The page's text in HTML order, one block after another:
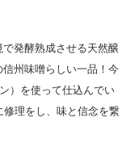
発酵熟成させる天然醸
州味噌らしい一品！今
）を使って仕込んでい
修理をし、味と信念を繋